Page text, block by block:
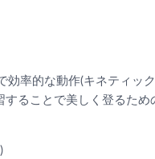
率的な動作(キネティッ
ることで美しく登るため